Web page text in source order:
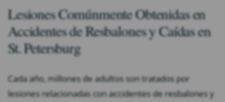
Lesiones Comúnmente Obtenidas en
Accidentes de Resbalones y Caídas en
St. Petersburg
Cada año, millones de adultos son tratados por
lesiones relacionadas con accidentes de resbalones y